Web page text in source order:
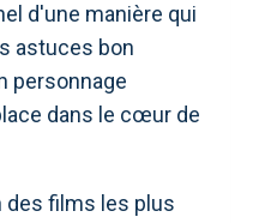
d'une manière qui
astuces bon
personnage
dans le cœur de
des films les plus